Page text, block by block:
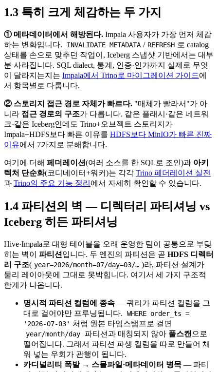
1.3 특히 크게 체감하는 두 가지
① 메타데이터에서 해방된다. Impala 사용자가 가장 먼저 체감
하는 변화입니다.
INVALIDATE METADATA / REFRESH 로 catalog
상태를 손으로 맞추던 작업이, Iceberg 스냅샷 기반에서는 대부
분 사라집니다. SQL dialect, 통계, 인증·인가까지 실제로 무엇
이 달라지는지는 Impala에서 Trino로 마이그레이션 가이드에
서 항목별로 다룹니다.
② 스토리지 접근 경로 자체가 빠르다. "매체가 빨라서"가 아
니라 접근 경로의 구조가 다릅니다. 같은 플래시·같은 네트워
크·같은 Iceberg인데도 Trino+오브젝트 스토리지가
Impala+HDFS보다 빠른 이유를 HDFS보다 MinIO가 빠른 진짜
이유에서 7가지로 분해합니다.
여기에 더해 페더레이션(여러 소스를 한 SQL로 조인)과 아키
텍처 단순화(코디네이터+워커)는 각각 Trino 페더레이션 실전
과 Trino의 주요 기능 정리 에서 자세히 확인할 수 있습니다.
1.4 파티션의 벽 — 디렉터리 파티셔닝 vs
Iceberg 히든 파티셔닝
Hive·Impala로 대형 테이블을 오래 운영한 팀이 공통으로 부딪
히는 벽이 파티션 입니다. 두 엔진의 파티션은 곧 HDFS 디렉터
리 구조( year=2026/month=07/day=03/… )라, 파티션 설계가
물리 레이아웃에 그대로 못박힙니다. 여기서 세 가지 구조적
한계가 나옵니다.
명시적 파티션 컬럼에 종속 — 쿼리가 파티션 컬럼을 그
대로 걸어야만 프루닝됩니다.
WHERE order_ts =
'2026-07-03' 처럼 원본 타임스탬프로 걸면
year/month/day 파티션과 매칭되지 않아 풀스캔 으로
떨어집니다. 그래서 파티션 파생 컬럼을 따로 만들어 채
워 넣는 우회가 관행이 됩니다.
카디널리티 폭발 → 스몰파일·메타데이터 병목 — 파티